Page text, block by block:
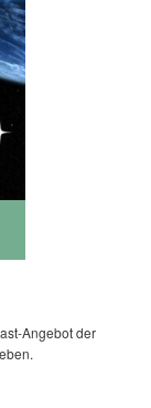
Angebot der